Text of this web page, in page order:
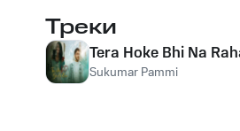
Треки
Tera Hoke Bhi Na
Sukumar Pammi